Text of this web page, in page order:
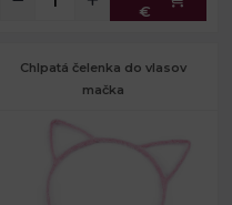
€
Chlpatá čelenka do vlasov
mačka